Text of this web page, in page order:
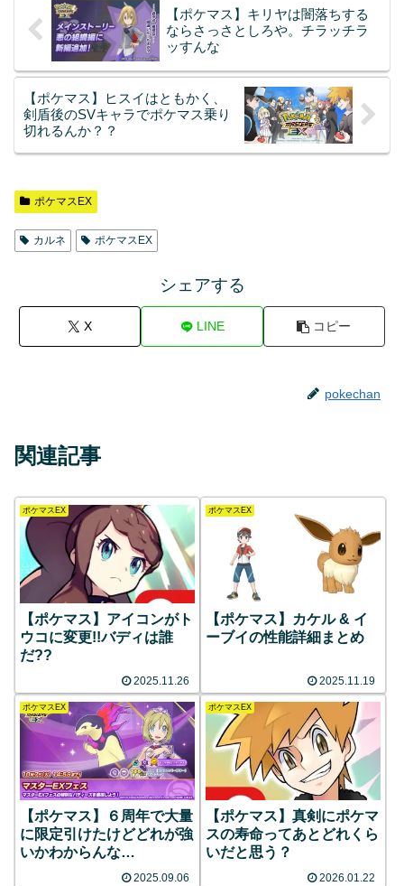
【ポケマス】キリヤは闇落ちする
ならさっさとしろや。チラッチラ
ッすんな
【ポケマス】ヒスイはともかく、
剣盾後のSVキャラでポケマス乗り
切れるんか？？
ポケマスEX
カルネ ポケマスEX
シェアする
X LINE コピー
pokechan
関連記事
ポケマスEX
【ポケマス】アイコンがト
ウコに変更!!バディは誰
だ??
2025.11.26
ポケマスEX
【ポケマス】カケル & イ
ーブイの性能詳細まとめ
2025.11.19
ポケマスEX
【ポケマス】６周年で大量
に限定引けたけどどれが強
いかわからんな…
2025.09.06
ポケマスEX
【ポケマス】真剣にポケマ
スの寿命ってあとどれくら
いだと思う？
2026.01.22